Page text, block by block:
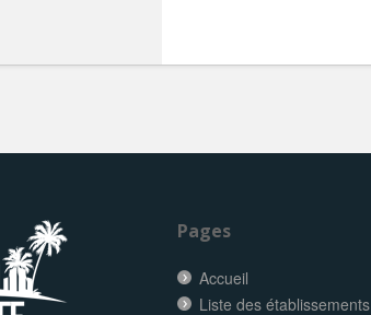
Pages
Accueil
Liste des établissements